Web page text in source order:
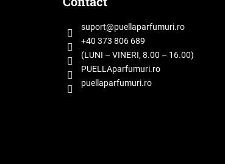
suport@puellaparfumuri.ro
+40 373 806 689
(LUNI – VINERI, 8.00 – 16.00)
PUELLAparfumuri.ro
puellaparfumuri.ro